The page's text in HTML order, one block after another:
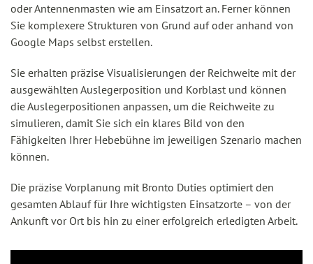
oder Antennenmasten wie am Einsatzort an. Ferner können
Sie komplexere Strukturen von Grund auf oder anhand von
Google Maps selbst erstellen.
Sie erhalten präzise Visualisierungen der Reichweite mit der
ausgewählten Auslegerposition und Korblast und können
die Auslegerpositionen anpassen, um die Reichweite zu
simulieren, damit Sie sich ein klares Bild von den
Fähigkeiten Ihrer Hebebühne im jeweiligen Szenario machen
können.
Die präzise Vorplanung mit Bronto Duties optimiert den
gesamten Ablauf für Ihre wichtigsten Einsatzorte – von der
Ankunft vor Ort bis hin zu einer erfolgreich erledigten Arbeit.